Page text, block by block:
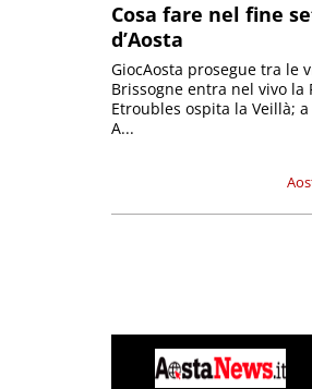
Cosa fare nel fine
d’Aosta
GiocAosta prosegue tra le
Brissogne entra nel vivo la
Etroubles ospita la Veillà;
A...